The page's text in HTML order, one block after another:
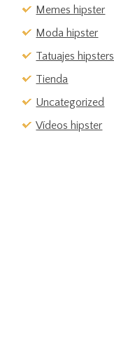
Memes hipster
Moda hipster
Tatuajes hipsters
Tienda
Uncategorized
Vídeos hipster